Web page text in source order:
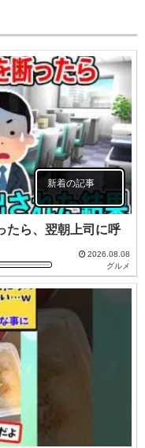
新着の記事
たら、翌朝上司に呼
2026.08.08
グルメ